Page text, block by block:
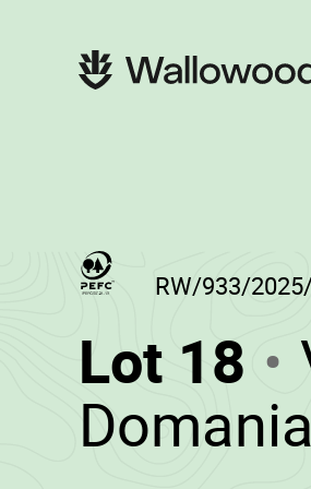
navigation
Lot 18
-
RW/933/
Navigation
principale